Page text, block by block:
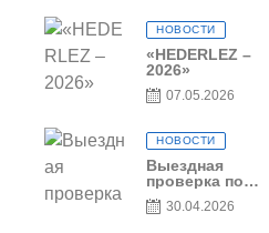
договоров о
предоставлении
грантов
предприятия
Baurlukhouse
НОВОСТИ
«HEDERLEZ –
2026»
07.05.2026
НОВОСТИ
Выездная
проверка по
вопросам
соблюдения
30.04.2026